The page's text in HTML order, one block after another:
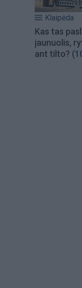
Klaipėda
Kas tas
jaunuolis,
ant tilto?